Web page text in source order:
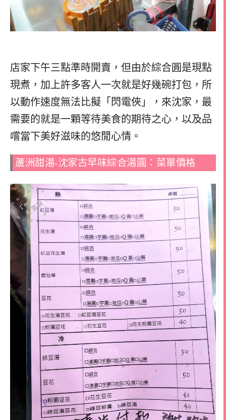
店家下午三點準時開賣，但由於綜合圓是現點
現煮，加上許多客人一次就是好幾碗打包，所
以動作速度無法比擬「閃電俠」，來沈家，最
需要的就是一顆等待美食的期待之心，以及品
嚐當下美好滋味的悠閒心情。
蘆洲甜湯-沈家古早味綜合湯圓：菜單價格